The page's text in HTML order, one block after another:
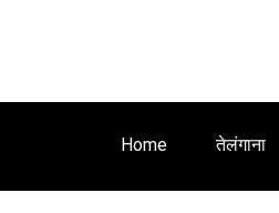
Home तेलंगाना